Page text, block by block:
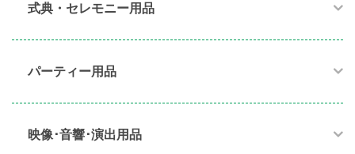
式典・セレモニー用品
パーティー用品​
映像･音響･演出用品​